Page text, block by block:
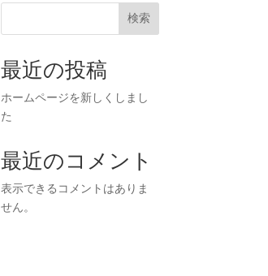
検索
最近の投稿
ホームページを新しくしまし
た
最近のコメント
表示できるコメントはありま
せん。